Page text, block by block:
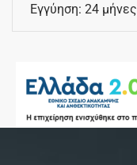
Εγγύηση: 24 μήνες